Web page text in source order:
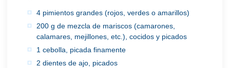
4 pimientos grandes (rojos, verdes o amarillos)
200 g de mezcla de mariscos (camarones,
calamares, mejillones, etc.), cocidos y picados
1 cebolla, picada finamente
2 dientes de ajo, picados